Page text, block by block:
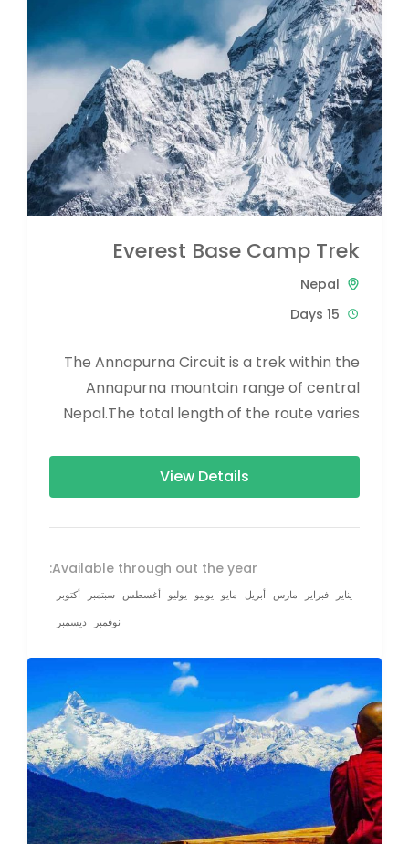
Everest Base Camp Trek
Nepal
15 Days
The Annapurna Circuit is a trek within the
Annapurna mountain range of central
Nepal.The total length of the route varies
View Details
Available through out the year:
يناير فبراير مارس أبريل مايو يونيو يوليو أغسطس سبتمبر
أكتوبر
نوفمبر
ديسمبر